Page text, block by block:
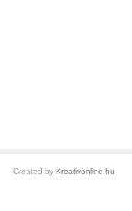
Created by Kreativonline.hu